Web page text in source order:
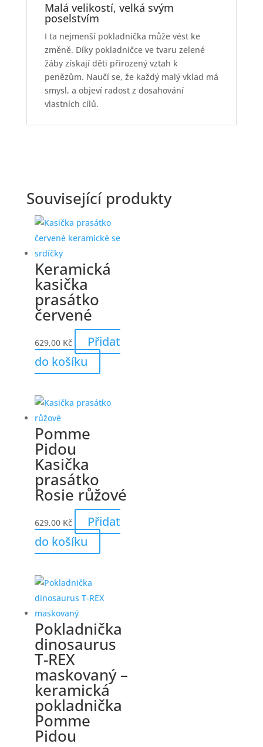
Malá velikostí, velká svým
poselstvím
I ta nejmenší pokladnička může vést ke
změně. Díky pokladničce ve tvaru zelené
žáby získají děti přirozený vztah k
penězům. Naučí se, že každý malý vklad má
smysl, a objeví radost z dosahování
vlastních cílů.
Související produkty
Keramická
kasička
prasátko
červené
629,00 Kč
Přidat
do košíku
Pomme
Pidou
Kasička
prasátko
Rosie růžové
629,00 Kč
Přidat
do košíku
Pokladnička
dinosaurus
T-REX
maskovaný –
keramická
pokladnička
Pomme
Pidou